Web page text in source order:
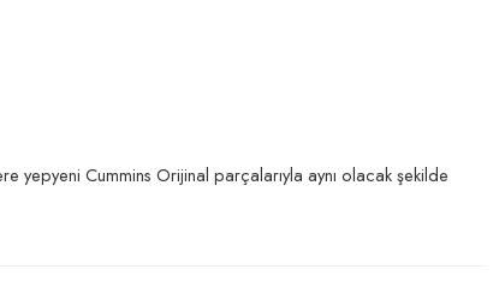
yepyeni Cummins Orijinal parçalarıyla aynı olacak şekilde